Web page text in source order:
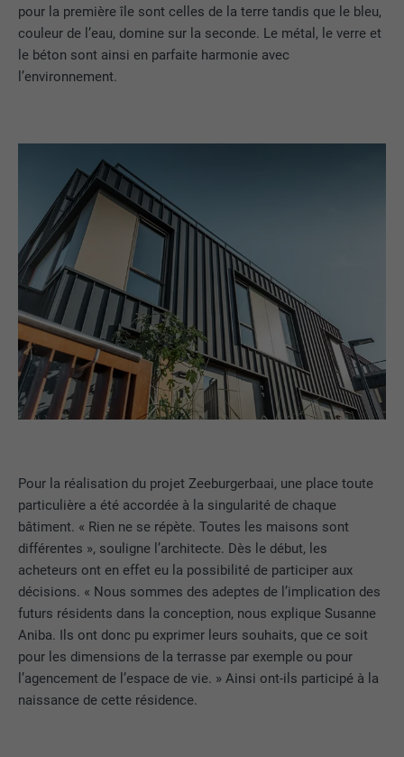
pour la première île sont celles de la terre tandis que le bleu,
couleur de l’eau, domine sur la seconde. Le métal, le verre et
le béton sont ainsi en parfaite harmonie avec
l’environnement.
Pour la réalisation du projet Zeeburgerbaai, une place toute
particulière a été accordée à la singularité de chaque
bâtiment. « Rien ne se répète. Toutes les maisons sont
différentes », souligne l’architecte. Dès le début, les
acheteurs ont en effet eu la possibilité de participer aux
décisions. « Nous sommes des adeptes de l’implication des
futurs résidents dans la conception, nous explique Susanne
Aniba. Ils ont donc pu exprimer leurs souhaits, que ce soit
pour les dimensions de la terrasse par exemple ou pour
l’agencement de l’espace de vie. » Ainsi ont-ils participé à la
naissance de cette résidence.